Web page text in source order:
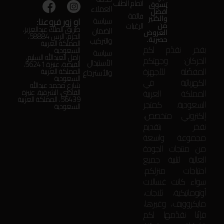
تسوق
أفضل
والكثير
من
العروض
حصرية.
بفخر نقدّم لكم
الحركان: وجهتكم
المفضّلة للأجهزة
الكهربائية في
المملكة العربية
السعودية. كمتجر
إلكتروني متخصص،
نفخر بتقديم
مجموعة واسعة
من منتجات الجودة
العالية لتلبية جميع
احتياجات منزلكم.
سواء كانت غسالات
أوتوماتيكية، ثلاجات،
مايكروويف، وغيرها،
فإنّنا نقدّمها لكم
اتمام الطلب
قائمة
الرغبات
العملاء
سياسة
الضمان
والتركيب
سياسة
الأستبدال
والأسترجاع
او زور فروعنا:
طريق الملك عبدالعزيز،
الحزم، الرس 58884،
المملكة العربية
السعودية
زامل العبدالله السليم،
الفيضة، عنيزة 56241،
المملكة العربية
السعودية
شارع محمد عبدالله
القاضي، الشرقية، عنيزة
56439، المملكة العربية
السعودية